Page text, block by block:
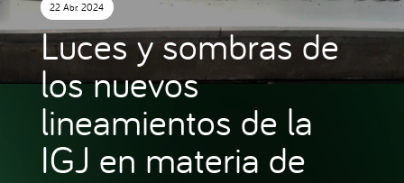
22 Abr. 2024
Luces y sombras de
los nuevos
lineamientos de la
IGJ en materia de